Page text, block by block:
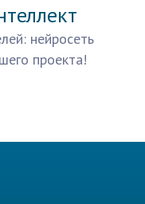
нейросеть
проекта!